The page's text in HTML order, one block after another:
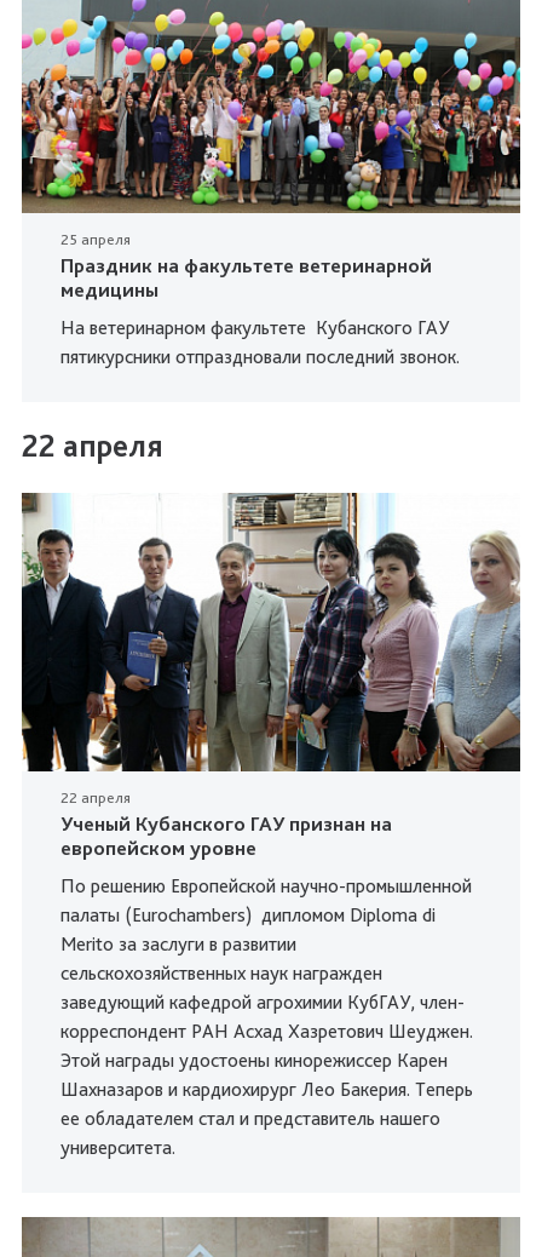
25 апреля
Праздник на факультете ветеринарной
медицины
На ветеринарном факультете Кубанского ГАУ
пятикурсники отпраздновали последний звонок.
22 апреля
22 апреля
Ученый Кубанского ГАУ признан на
европейском уровне
По решению Европейской научно-промышленной
палаты (Eurochambers) дипломом Diploma di
Merito за заслуги в развитии
сельскохозяйственных наук награжден
заведующий кафедрой агрохимии КубГАУ, член-
корреспондент РАН Асхад Хазретович Шеуджен.
Этой награды удостоены кинорежиссер Карен
Шахназаров и кардиохирург Лео Бакерия. Теперь
ее обладателем стал и представитель нашего
университета.